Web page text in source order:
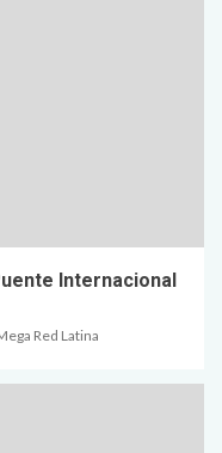
Internacional
Red Latina